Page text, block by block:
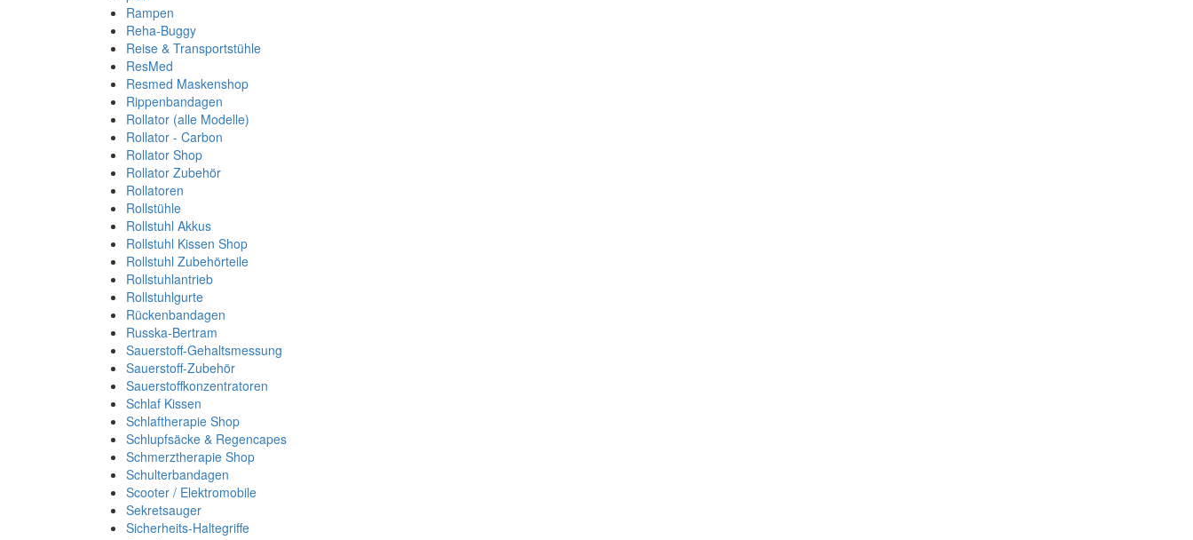
Rampen
Reha-Buggy
Reise & Transportstühle
ResMed
Resmed Maskenshop
Rippenbandagen
Rollator (alle Modelle)
Rollator - Carbon
Rollator Shop
Rollator Zubehör
Rollatoren
Rollstühle
Rollstuhl Akkus
Rollstuhl Kissen Shop
Rollstuhl Zubehörteile
Rollstuhlantrieb
Rollstuhlgurte
Rückenbandagen
Russka-Bertram
Sauerstoff-Gehaltsmessung
Sauerstoff-Zubehör
Sauerstoffkonzentratoren
Schlaf Kissen
Schlaftherapie Shop
Schlupfsäcke & Regencapes
Schmerztherapie Shop
Schulterbandagen
Scooter / Elektromobile
Sekretsauger
Sicherheits-Haltegriffe